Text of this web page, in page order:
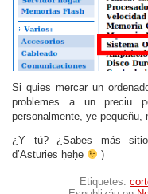
Si quies mercar un
problemes a un preciu
personalmente, ye pequeñu,
¿Y tú? ¿Sabes más
d’Asturies ḥeḥe
)
Etiquetes: